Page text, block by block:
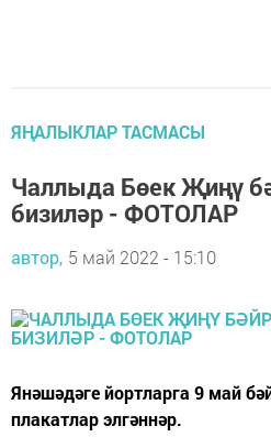
ЯҢАЛЫКЛАР ТАСМАСЫ
Чаллыда Бөек Җиңү
бизиләр - ФОТОЛАР
автор, 5 май 2022 - 15:10
Янәшәдәге йортларга 9 май
плакатлар элгәннәр.